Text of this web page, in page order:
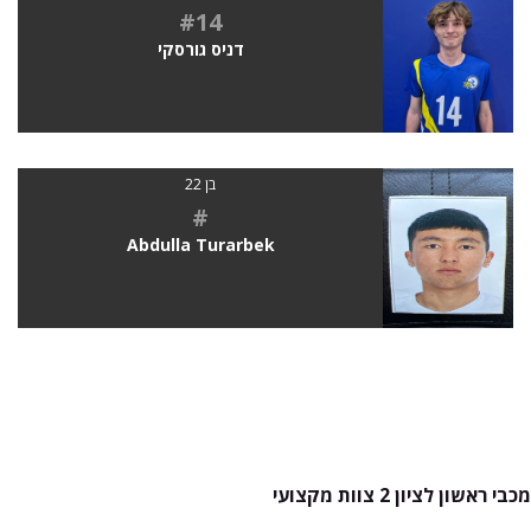
#14
דניס גורסקי
בן 22
#
Abdulla Turarbek
מכבי ראשון לציון 2 צוות מקצועי